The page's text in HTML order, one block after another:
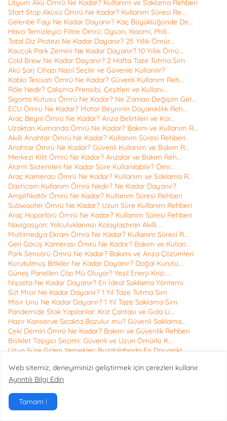
Lityum Akü Ömrü Ne Kadar? Kullanım ve Saklama Rehberi
Start Stop Aküsü Ömrü Ne Kadar? Kullanım Süresi Re...
Gelenbe Fayı Ne Kadar Dayanır? Kaç Büyüklüğünde De...
Hava Temizleyici Filtre Ömrü: Dyson, Xiaomi, Phili...
Total Diz Protezi Ne Kadar Dayanır? 25 Yıllık Ömür...
Kauçuk Park Zemini Ne Kadar Dayanır? 10 Yıllık Ömü...
Cold Brew Ne Kadar Dayanır? 2 Hafta Taze Tutma Sırrı
Akü Şarj Cihazı Nasıl Seçilir ve Güvenle Kullanılır?
Kablo Tesisatı Ömrü Ne Kadar? Güvenli Kullanım Reh...
Röle Nedir? Çalışma Prensibi, Çeşitleri ve Kullanı...
Sigorta Kutusu Ömrü Ne Kadar? Ne Zaman Değişim Ger...
ECU Ömrü Ne Kadar? Motor Beyninin Dayanıklılık Reh...
Araç Beyni Ömrü Ne Kadar? Arıza Belirtileri ve Kor...
Uzaktan Kumanda Ömrü Ne Kadar? Bakım ve Kullanım R...
Akıllı Anahtar Ömrü Ne Kadar? Kullanım Süresi Rehberi
Anahtar Ömrü Ne Kadar? Güvenli Kullanım ve Bakım R...
Merkezi Kilit Ömrü Ne Kadar? Arızalar ve Bakım Reh...
Alarm Sistemleri Ne Kadar Süre Kullanılabilir? Ömr...
Araç Kamerası Ömrü Ne Kadar? Kullanım ve Saklama R...
Dashcam Kullanım Ömrü Nedir? Ne Kadar Dayanır?
Amplifikatör Ömrü Ne Kadar? Kullanım Süresi Rehberi
Subwoofer Ömrü Ne Kadar? Uzun Süre Kullanım Rehberi
Araç Hoparlörü Ömrü Ne Kadar? Kullanım Süresi Rehberi
Navigasyon: Yolculuklarınızı Kolaylaştıran Akıllı ...
Multimedya Ekranı Ömrü Ne Kadar? Kullanım Süresi R...
Geri Görüş Kamerası Ömrü Ne Kadar? Bakım ve Kullan...
Park Sensörü Ömrü Ne Kadar? Bakımı ve Arıza Çözümleri
Kurutulmuş Bitkiler Ne Kadar Dayanır? Doğal Kurutu...
Güneş Panelleri Çöp Mü Oluyor? Yeşil Enerji Krizi ...
Nişasta Ne Kadar Dayanır? En İdeal Saklama Yöntemi
Süt Mısır Ne Kadar Dayanır? 1 Yıl Taze Tutma Sırrı
Mısır Unu Ne Kadar Dayanır? 1 Yıl Taze Saklama Sırrı
Pandemide Stok Yapılanlar: Kriz Çantası ve Gıda Li...
Hazır Konserve Sıcakta Bozulur mu? Güvenli Saklama...
Çeki Demiri Ömrü Ne Kadar? Bakım ve Güvenlik Rehberi
Bisiklet Taşıyıcı Seçimi: Güvenli ve Uzun Ömürlü K...
Uzun Süre Giden Yemekler: Buzdolabında En Dayanıkl...
Konserve Nohut Açıldıktan Sonra Kaç Gün Dayanır? S...
En Geç Bozulan Meyveler Nelerdir? Uzun Ömürlü Sakl...
Stepne Ömrü Ne Kadar? Güvenli Kullanım ve Saklama ...
Lastik Sensörü Ömrü Ne Kadar? Bakım ve Değişim Reh...
Web sitemiz, deneyiminizi geliştirmek için çerezleri kullanır.
Ayrıntılı Bilgi Edin
Tamam !